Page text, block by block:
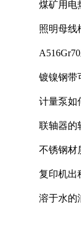
煤矿用电
照明母线
镀镍钢带
计量泵如
联轴器的
不锈钢材
复印机出
溶于水的